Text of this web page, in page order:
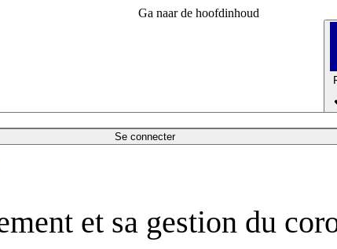
Ga naar de hoofdinhoud
Se connecter
et sa gestion du